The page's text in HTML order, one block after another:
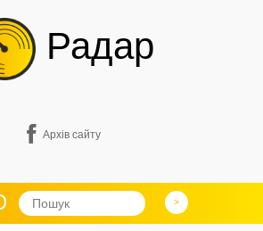
Радар
Архів сайту